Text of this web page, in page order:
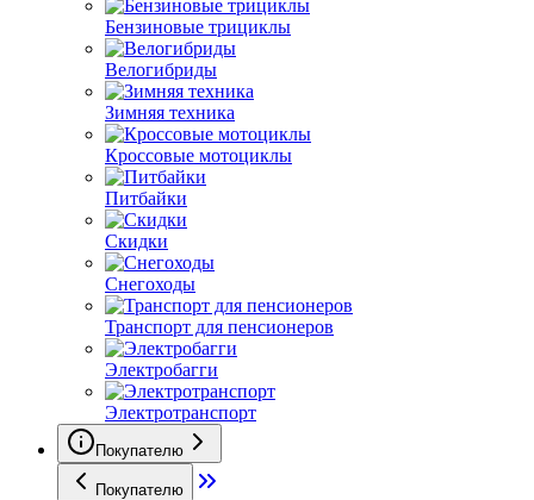
Бензиновые трициклы
Велогибриды
Зимняя техника
Кроссовые мотоциклы
Питбайки
Скидки
Снегоходы
Транспорт для пенсионеров
Электробагги
Электротранспорт
Покупателю
Покупателю